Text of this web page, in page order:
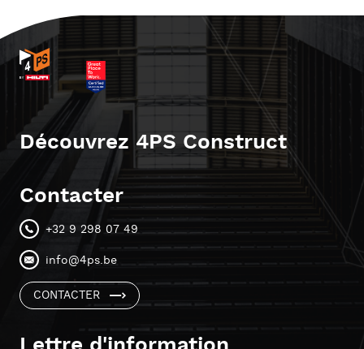
Découvrez 4PS Construct
Contacter
+32 9 298 07 49
info@4ps.be
CONTACTER